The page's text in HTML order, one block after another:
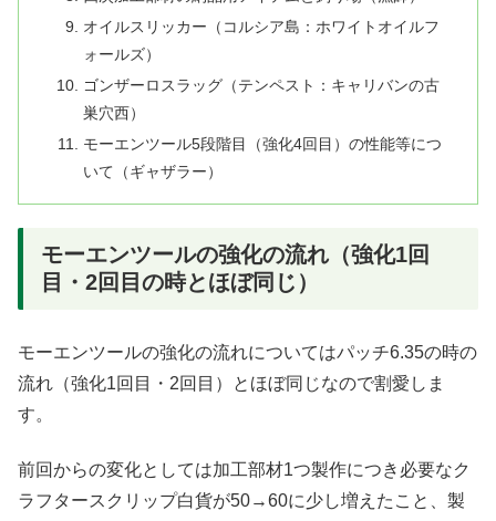
オイルスリッカー（コルシア島：ホワイトオイルフ
ォールズ）
ゴンザーロスラッグ（テンペスト：キャリバンの古
巣穴西）
モーエンツール5段階目（強化4回目）の性能等につ
いて（ギャザラー）
モーエンツールの強化の流れ（強化1回
目・2回目の時とほぼ同じ）
モーエンツールの強化の流れについてはパッチ6.35の時の
流れ（強化1回目・2回目）とほぼ同じなので割愛しま
す。
前回からの変化としては加工部材1つ製作につき必要なク
ラフタースクリップ白貨が50→60に少し増えたこと、製